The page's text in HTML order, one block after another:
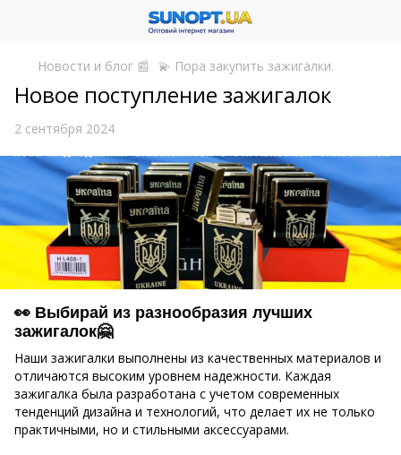
Новости и блог 📰 💫 Пора закупить зажигалки.
Новое поступление зажигалок
2 сентября 2024
👀 Выбирай из разнообразия лучших
зажигалок🤗
Наши зажигалки выполнены из качественных материалов и
отличаются высоким уровнем надежности. Каждая
зажигалка была разработана с учетом современных
тенденций дизайна и технологий, что делает их не только
практичными, но и стильными аксессуарами.